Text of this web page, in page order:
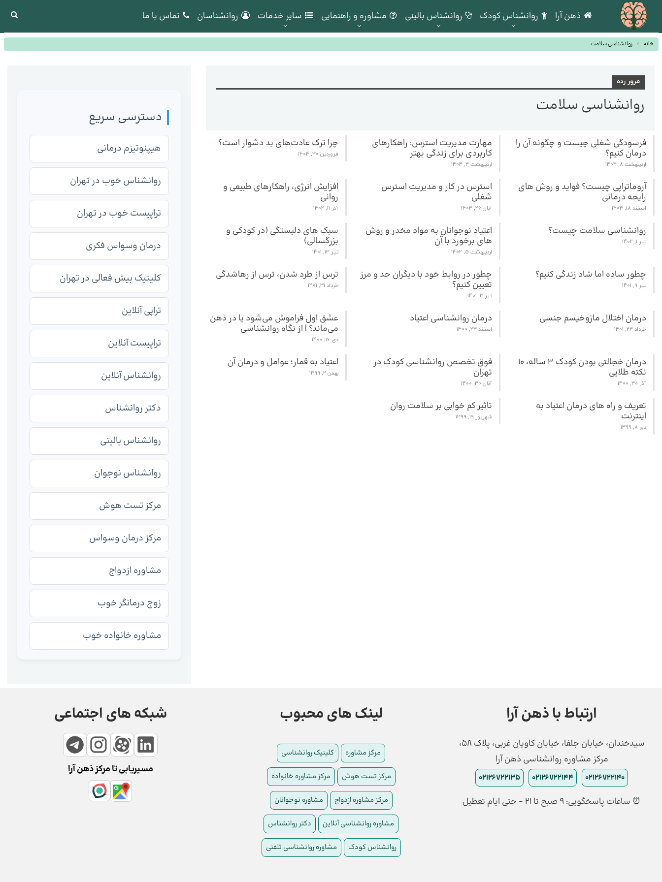
ذهن آرا روانشناس کودک روانشناس بالینی مشاوره و راهنمایی سایر خدمات روانشناسان تماس با ما
خانه روانشناسی سلامت
مرور رده
روانشناسی سلامت
فرسودگی شغلی چیست و چگونه آن را
درمان کنیم؟
اردیبهشت 8, 1404
مهارت مدیریت استرس: راهکارهای
کاربردی برای زندگی بهتر
اردیبهشت 3, 1404
چرا ترک عادت‌های بد دشوار است؟
فروردین 30, 1404
آروماتراپی چیست؟ فواید و روش های
رایحه درمانی
اسفند 18, 1403
استرس در کار و مدیریت استرس
شغلی
آبان 26, 1403
افزایش انرژی، راهکارهای طبیعی و
روانی
آذر 11, 1402
روانشناسی سلامت چیست؟
تیر 1, 1402
اعتیاد نوجوانان به مواد مخدر و روش
های برخورد با آن
اردیبهشت 5, 1402
سبک های دلبستگی (در کودکی و
بزرگسالی)
تیر 13, 1401
چطور ساده اما شاد زندگی کنیم؟
تیر 9, 1401
چطور در روابط خود با دیگران حد و مرز
تعیین کنیم؟
تیر 3, 1401
ترس از طرد شدن، ترس از رهاشدگی
خرداد 31, 1401
درمان اختلال مازوخیسم جنسی
خرداد 23, 1401
درمان روانشناسی اعتیاد
اسفند 23, 1400
عشق اول فراموش می‌شود یا در ذهن
می‌ماند؟ | از نگاه روانشناسی
دی 16, 1400
درمان خجالتی بودن کودک 3 ساله، 10
نکته طلایی
آذر 30, 1400
فوق تخصص روانشناسی کودک در
تهران
آبان 30, 1400
اعتیاد به قمار؛ عوامل و درمان آن
بهمن 2, 1399
تعریف و راه های درمان اعتیاد به
اینترنت
دی 8, 1399
تاثیر کم خوابی بر سلامت روان
شهریور 19, 1399
دسترسی سریع
هیپنوتیزم درمانی
روانشناس خوب در تهران
تراپیست خوب در تهران
درمان وسواس فکری
کلینیک بیش فعالی در تهران
تراپی آنلاین
تراپیست آنلاین
روانشناس آنلاین
دکتر روانشناس
روانشناس بالینی
روانشناس نوجوان
مرکز تست هوش
مرکز درمان وسواس
مشاوره ازدواج
زوج درمانگر خوب
مشاوره خانواده خوب
ارتباط با ذهن آرا
سیدخندان، خیابان جلفا، خیابان کاویان غربی، پلاک 58،
مرکز مشاوره روانشناسی ذهن آرا
02126722140
02126722144
02126722135
⏰ ساعات پاسخگویی: ۹ صبح تا ۲۱ - حتی ایام تعطیل
لینک های محبوب
مرکز مشاوره کلینیک روانشناسی
مرکز تست هوش مرکز مشاوره خانواده
مرکز مشاوره ازدواج مشاوره نوجوانان
مشاوره روانشناسی آنلاین دکتر روانشناس
روانشناس کودک مشاوره روانشناسی تلفنی
شبکه های اجتماعی
مسیریابی تا مرکز ذهن آرا